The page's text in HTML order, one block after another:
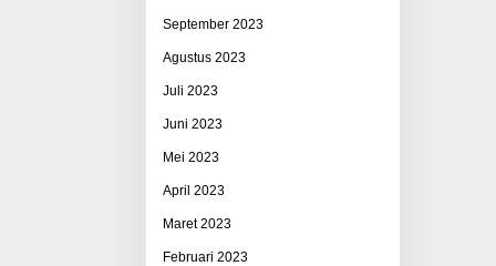
September 2023
Agustus 2023
Juli 2023
Juni 2023
Mei 2023
April 2023
Maret 2023
Februari 2023